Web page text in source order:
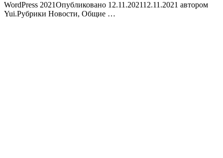
WordPress 2021Опубликовано 12.11.202112.11.2021 автором
Yui.Рубрики Новости, Общие …